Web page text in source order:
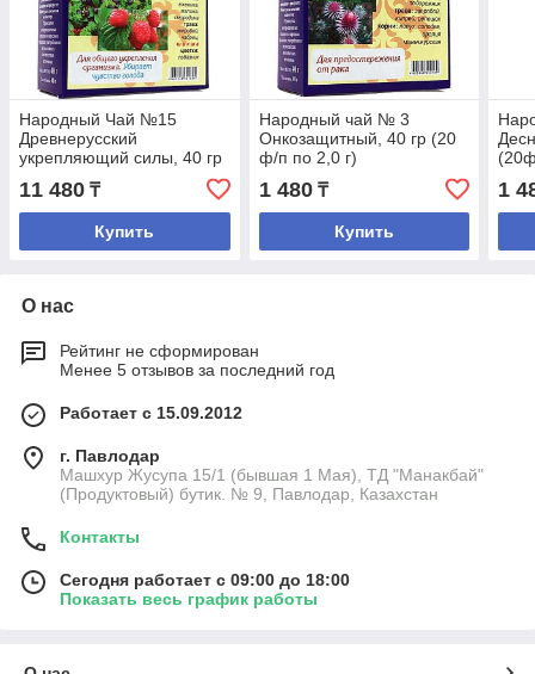
Народный Чай №15
Древнерусский
укрепляющий силы, 40 гр
(20 ф/п по 2,0 г)
11 480 ₸
Купить
Народный чай № 3
Онкозащитный, 40 гр (20
ф/п по 2,0 г)
1 480₸
Купить
1
О нас
Рейтинг не сформирован
Менее 5 отзывов за последний год
Работает с 15.09.2012
г. Павлодар
Машхур Жусупа 15/1 (бывшая 1 Мая), ТД "Манакбай"
(Продуктовый) бутик. № 9, Павлодар, Казахстан
Контакты
Сегодня работает с 09:00 до 18:00
Показать весь график работы